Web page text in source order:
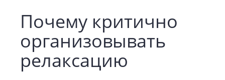
Почему критично
организовывать
релаксацию